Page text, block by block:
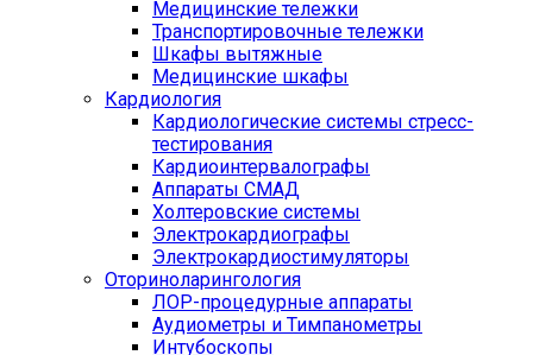
Медицинские тележки
Транспортировочные тележки
Шкафы вытяжные
Медицинские шкафы
Кардиология
Кардиологические системы стресс-
тестирования
Кардиоинтервалографы
Аппараты СМАД
Холтеровские системы
Электрокардиографы
Электрокардиостимуляторы
Оториноларингология
ЛОР-процедурные аппараты
Аудиометры и Тимпанометры
Интубоскопы